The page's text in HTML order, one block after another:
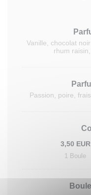
Vanille, chocolat
rhum
Passion, poire,
3,50 EUR
1 Boule